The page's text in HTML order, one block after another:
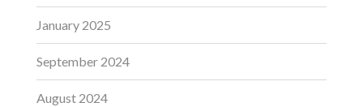
January 2025
September 2024
August 2024